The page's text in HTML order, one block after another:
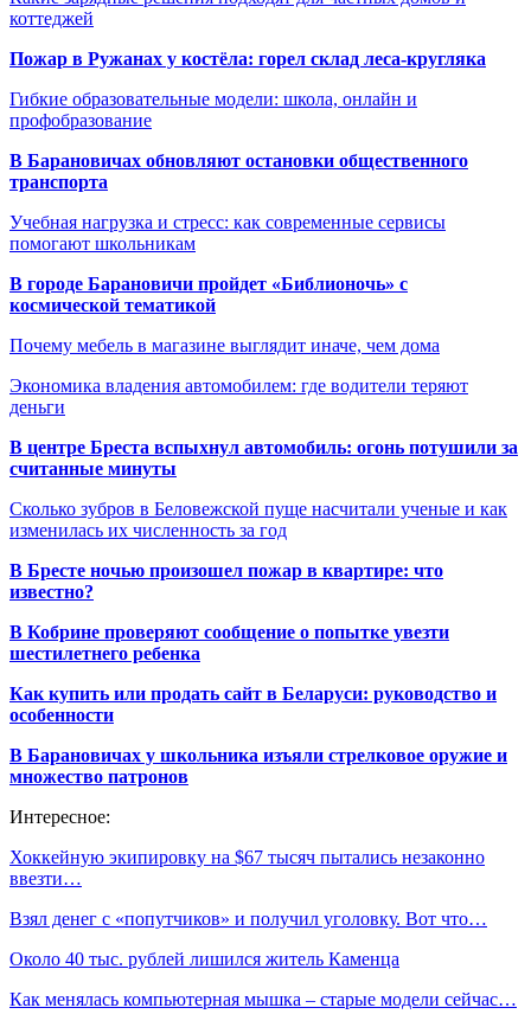
коттеджей
Пожар в Ружанах у костёла: горел склад леса-кругляка
Гибкие образовательные модели: школа, онлайн и
профобразование
В Барановичах обновляют остановки общественного
транспорта
Учебная нагрузка и стресс: как современные сервисы
помогают школьникам
В городе Барановичи пройдет «Библионочь» с
космической тематикой
Почему мебель в магазине выглядит иначе, чем дома
Экономика владения автомобилем: где водители теряют
деньги
В центре Бреста вспыхнул автомобиль: огонь потушили за
считанные минуты
Сколько зубров в Беловежской пуще насчитали ученые и как
изменилась их численность за год
В Бресте ночью произошел пожар в квартире: что
известно?
В Кобрине проверяют сообщение о попытке увезти
шестилетнего ребенка
Как купить или продать сайт в Беларуси: руководство и
особенности
В Барановичах у школьника изъяли стрелковое оружие и
множество патронов
Интересное:
Хоккейную экипировку на $67 тысяч пытались незаконно
ввезти…
Взял денег с «попутчиков» и получил уголовку. Вот что…
Около 40 тыс. рублей лишился житель Каменца
Как менялась компьютерная мышка – старые модели сейчас…